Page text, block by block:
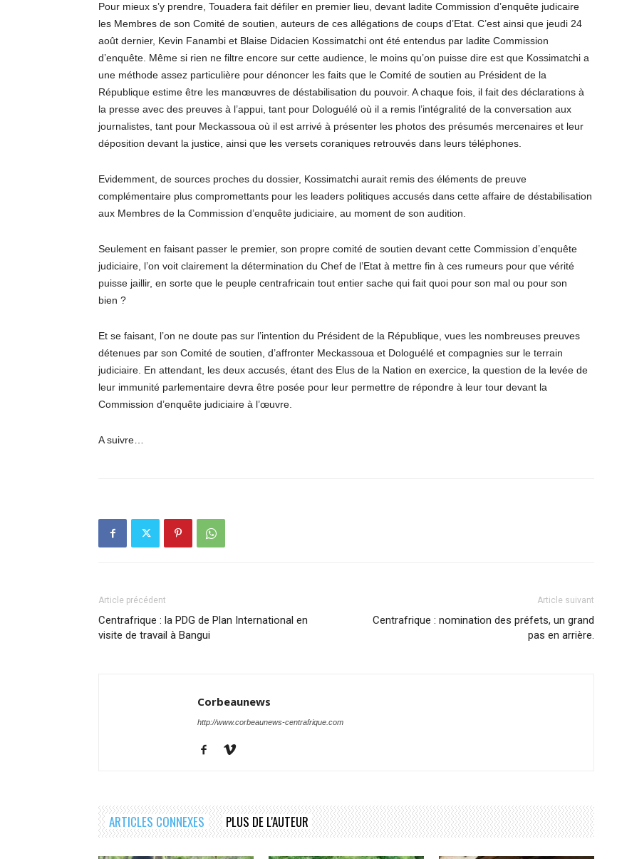
Pour mieux s’y prendre, Touadera fait défiler en premier lieu, devant ladite Commission d’enquête judicaire
les Membres de son Comité de soutien, auteurs de ces allégations de coups d’Etat. C’est ainsi que jeudi 24
août dernier, Kevin Fanambi et Blaise Didacien Kossimatchi ont été entendus par ladite Commission
d’enquête. Même si rien ne filtre encore sur cette audience, le moins qu’on puisse dire est que Kossimatchi a
une méthode assez particulière pour dénoncer les faits que le Comité de soutien au Président de la
République estime être les manœuvres de déstabilisation du pouvoir. A chaque fois, il fait des déclarations à
la presse avec des preuves à l’appui, tant pour Dologuélé où il a remis l’intégralité de la conversation aux
journalistes, tant pour Meckassoua où il est arrivé à présenter les photos des présumés mercenaires et leur
déposition devant la justice, ainsi que les versets coraniques retrouvés dans leurs téléphones.
Evidemment, de sources proches du dossier, Kossimatchi aurait remis des éléments de preuve
complémentaire plus compromettants pour les leaders politiques accusés dans cette affaire de déstabilisation
aux Membres de la Commission d’enquête judiciaire, au moment de son audition.
Seulement en faisant passer le premier, son propre comité de soutien devant cette Commission d’enquête
judiciaire, l’on voit clairement la détermination du Chef de l’Etat à mettre fin à ces rumeurs pour que vérité
puisse jaillir, en sorte que le peuple centrafricain tout entier sache qui fait quoi pour son mal ou pour son
bien ?
Et se faisant, l’on ne doute pas sur l’intention du Président de la République, vues les nombreuses preuves
détenues par son Comité de soutien, d’affronter Meckassoua et Dologuélé et compagnies sur le terrain
judiciaire. En attendant, les deux accusés, étant des Elus de la Nation en exercice, la question de la levée de
leur immunité parlementaire devra être posée pour leur permettre de répondre à leur tour devant la
Commission d’enquête judiciaire à l’œuvre.
A suivre…
Article précédent
Centrafrique : la PDG de Plan International en
visite de travail à Bangui
Article suivant
Centrafrique : nomination des préfets, un grand
pas en arrière.
Corbeaunews
http://www.corbeaunews-centrafrique.com
ARTICLES CONNEXES PLUS DE L'AUTEUR